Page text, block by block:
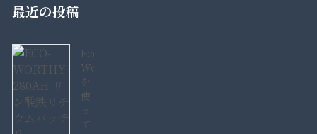
最近の投稿
Eco-
Worthy280AH
を
使
っ
て